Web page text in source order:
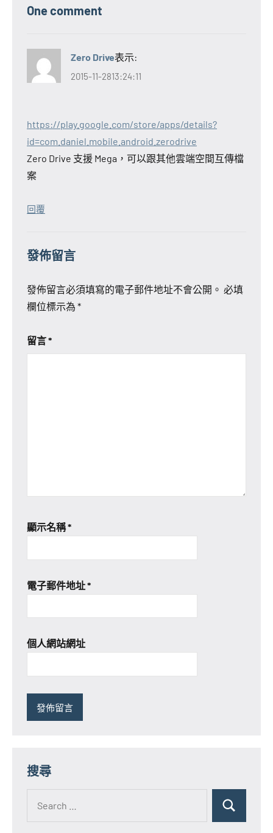
One comment
Zero Drive表示:
2015-11-2813:24:11
https://play.google.com/store/apps/details?
id=com.daniel.mobile.android.zerodrive
Zero Drive 支援 Mega，可以跟其他雲端空間互傳檔
案
回覆
發佈留言
發佈留言必須填寫的電子郵件地址不會公開。 必填
欄位標示為 *
留言*
顯示名稱*
電子郵件地址*
個人網站網址
搜尋
for:
Search